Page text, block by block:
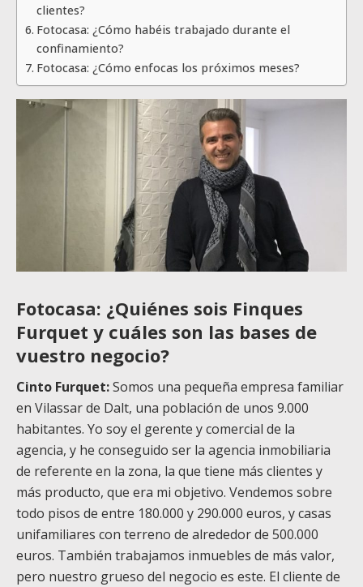
clientes?
Fotocasa: ¿Cómo habéis trabajado durante el
confinamiento?
Fotocasa: ¿Cómo enfocas los próximos meses?
Fotocasa: ¿Quiénes sois Finques
Furquet y cuáles son las bases de
vuestro negocio?
Cinto Furquet:Somos una pequeña empresa familiar
en Vilassar de Dalt, una población de unos 9.000
habitantes. Yo soy el gerente y comercial de la
agencia, y he conseguido ser la agencia inmobiliaria
de referente en la zona, la que tiene más clientes y
más producto, que era mi objetivo. Vendemos sobre
todo pisos de entre 180.000 y 290.000 euros, y casas
unifamiliares con terreno de alrededor de 500.000
euros. También trabajamos inmuebles de más valor,
pero nuestro grueso del negocio es este. El cliente de